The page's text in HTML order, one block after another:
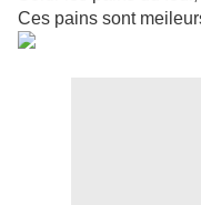
Ces pains sont